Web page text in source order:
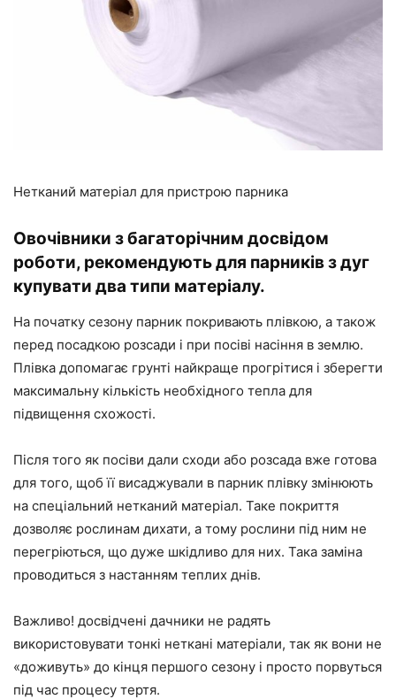
Нетканий матеріал для пристрою парника
Овочівники з багаторічним досвідом
роботи, рекомендують для парників з дуг
купувати два типи матеріалу.
На початку сезону парник покривають плівкою, а також
перед посадкою розсади і при посіві насіння в землю.
Плівка допомагає грунті найкраще прогрітися і зберегти
максимальну кількість необхідного тепла для
підвищення схожості.
Після того як посіви дали сходи або розсада вже готова
для того, щоб її висаджували в парник плівку змінюють
на спеціальний нетканий матеріал. Таке покриття
дозволяє рослинам дихати, а тому рослини під ним не
перегріються, що дуже шкідливо для них. Така заміна
проводиться з настанням теплих днів.
Важливо! досвідчені дачники не радять
використовувати тонкі неткані матеріали, так як вони не
«доживуть» до кінця першого сезону і просто порвуться
під час процесу тертя.